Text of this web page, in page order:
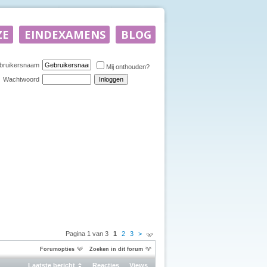
Mij onthouden?
Wachtwoord
Pagina 1 van 3 1 2 3 >
Forumopties Zoeken in dit forum
Laatste bericht Reacties Views